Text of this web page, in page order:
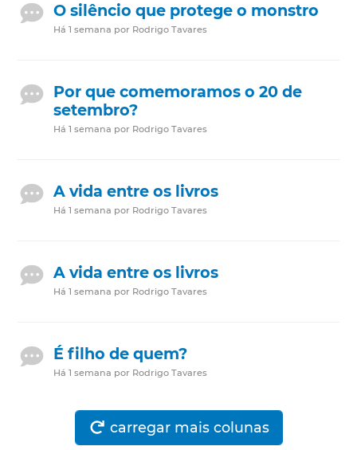
O silêncio que protege o monstro
Há 1 semana por Rodrigo Tavares
Por que comemoramos o 20 de
setembro?
Há 1 semana por Rodrigo Tavares
A vida entre os livros
Há 1 semana por Rodrigo Tavares
A vida entre os livros
Há 1 semana por Rodrigo Tavares
É filho de quem?
Há 1 semana por Rodrigo Tavares
carregar mais colunas